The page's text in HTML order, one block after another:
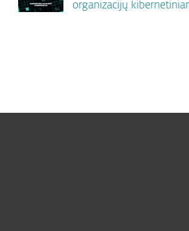
organizacijų